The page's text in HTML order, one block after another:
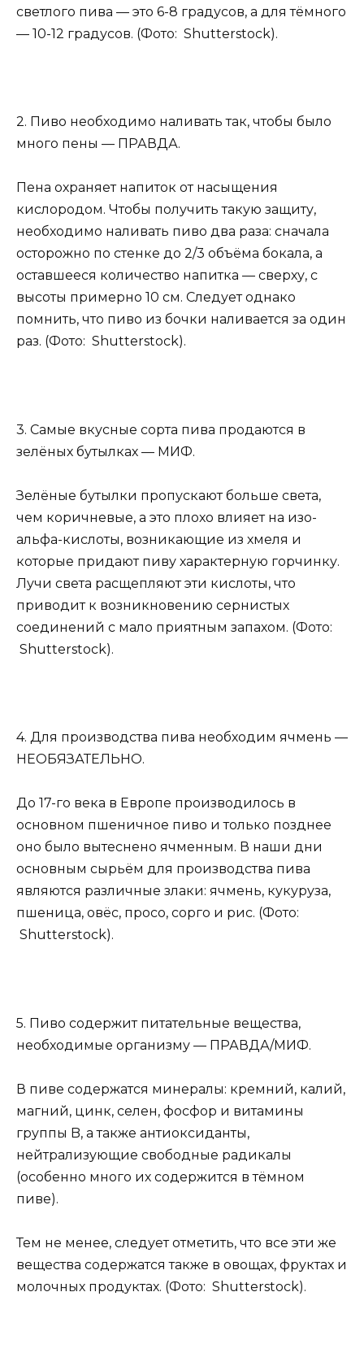
светлого пива — это 6-8 градусов, а для тёмного
— 10-12 градусов. (Фото: Shutterstock).
2. Пиво необходимо наливать так, чтобы было
много пены — ПРАВДА.
Пена охраняет напиток от насыщения
кислородом. Чтобы получить такую защиту,
необходимо наливать пиво два раза: сначала
осторожно по стенке до 2/3 объёма бокала, а
оставшееся количество напитка — сверху, с
высоты примерно 10 см. Следует однако
помнить, что пиво из бочки наливается за один
раз. (Фото: Shutterstock).
3. Самые вкусные сорта пива продаются в
зелёных бутылках — МИФ.
Зелёные бутылки пропускают больше света,
чем коричневые, а это плохо влияет на изо-
альфа-кислоты, возникающие из хмеля и
которые придают пиву характерную горчинку.
Лучи света расщепляют эти кислоты, что
приводит к возникновению сернистых
соединений с мало приятным запахом. (Фото:
Shutterstock).
4. Для производства пива необходим ячмень —
НЕОБЯЗАТЕЛЬНО.
До 17-го века в Европе производилось в
основном пшеничное пиво и только позднее
оно было вытеснено ячменным. В наши дни
основным сырьём для производства пива
являются различные злаки: ячмень, кукуруза,
пшеница, овёс, просо, сорго и рис. (Фото:
Shutterstock).
5. Пиво содержит питательные вещества,
необходимые организму — ПРАВДА/МИФ.
В пиве содержатся минералы: кремний, калий,
магний, цинк, селен, фосфор и витамины
группы B, а также антиоксиданты,
нейтрализующие свободные радикалы
(особенно много их содержится в тёмном
пиве).
Тем не менее, следует отметить, что все эти же
вещества содержатся также в овощах, фруктах и
молочных продуктах. (Фото: Shutterstock).